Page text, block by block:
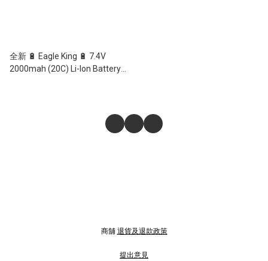
全新 🔋 Eagle King 🔋 7.4V
2000mah (20C) Li-Ion Battery
商舖 退貨及退款政策
提出意見